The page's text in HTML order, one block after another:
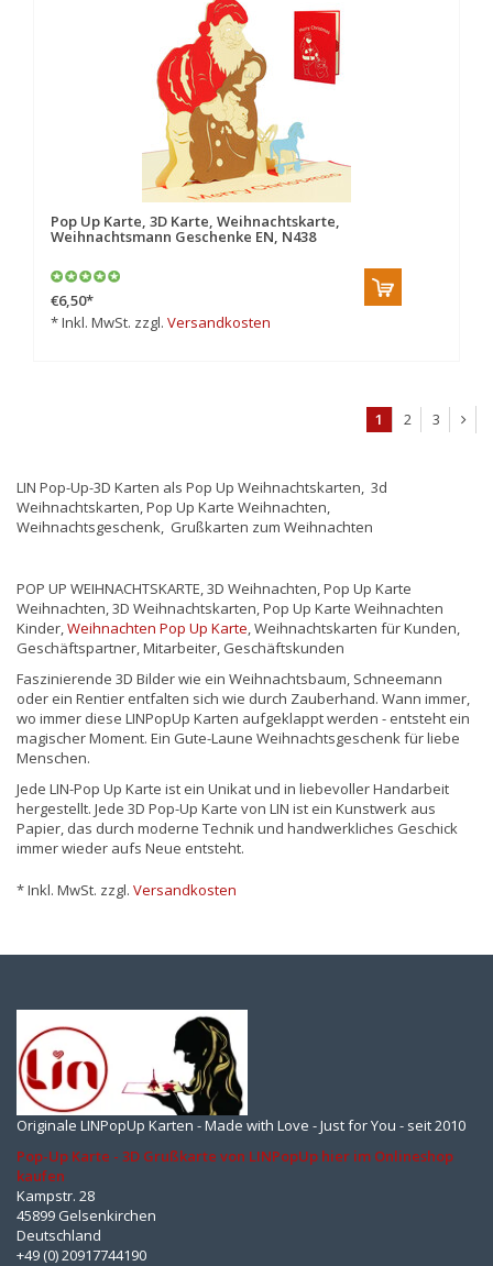
Pop Up Karte, 3D Karte, Weihnachtskarte,
Weihnachtsmann Geschenke EN, N438
€6,50*
* Inkl. MwSt. zzgl. Versandkosten
1 2 3
LIN Pop-Up-3D Karten als Pop Up Weihnachtskarten, 3d
Weihnachtskarten, Pop Up Karte Weihnachten,
Weihnachtsgeschenk, Grußkarten zum Weihnachten
POP UP WEIHNACHTSKARTE, 3D Weihnachten, Pop Up Karte
Weihnachten, 3D Weihnachtskarten, Pop Up Karte Weihnachten
Kinder,Weihnachten Pop Up Karte, Weihnachtskarten für Kunden,
Geschäftspartner, Mitarbeiter, Geschäftskunden
Faszinierende 3D Bilder wie ein Weihnachtsbaum, Schneemann
oder ein Rentier entfalten sich wie durch Zauberhand. Wann immer,
wo immer diese LINPopUp Karten aufgeklappt werden - entsteht ein
magischer Moment. Ein Gute-Laune Weihnachtsgeschenk für liebe
Menschen.
Jede LIN-Pop Up Karte ist ein Unikat und in liebevoller Handarbeit
hergestellt. Jede 3D Pop-Up Karte von LIN ist ein Kunstwerk aus
Papier, das durch moderne Technik und handwerkliches Geschick
immer wieder aufs Neue entsteht.
* Inkl. MwSt. zzgl. Versandkosten
Originale LINPopUp Karten - Made with Love - Just for You - seit 2010
Pop-Up Karte - 3D Grußkarte von LINPopUp hier im Onlineshop
kaufen
Kampstr. 28
45899 Gelsenkirchen
Deutschland
+49 (0) 20917744190